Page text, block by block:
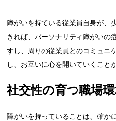
障がいを持ている従業員自身が、
きれば、パーソナリティ障がいの
すし、周りの従業員とのコミュニ
し、お互いに心を開いていくこと
社交性の育つ職場
障がいを持っていることは、確か